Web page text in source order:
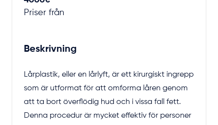
Priser från
Beskrivning
Lårplastik, eller en lårlyft, är ett kirurgiskt ingrepp
som är utformat för att omforma låren genom
att ta bort överflödig hud och i vissa fall fett.
Denna procedur är mycket effektiv för personer